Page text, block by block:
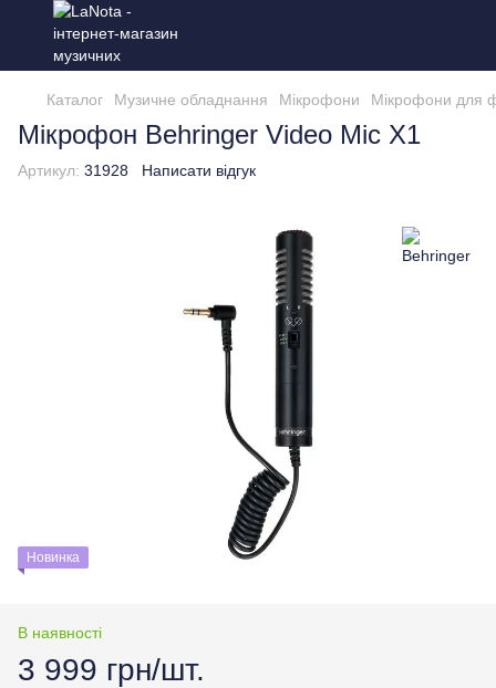
Каталог Музичне обладнання Мікрофони Мікрофони для
Мікрофон Behringer Video Mic X1
Артикул: 31928 Написати відгук
Новинка
В наявності
3 999 грн/шт.